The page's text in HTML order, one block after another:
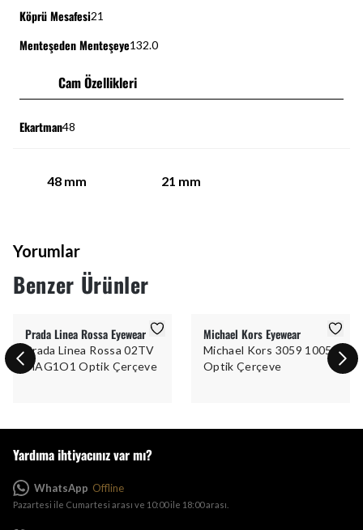
Köprü Mesafesi21
Menteşeden Menteşeye132.0
Cam Özellikleri
Ekartman48
48 mm 21 mm
Yorumlar
Benzer Ürünler
Prada Linea Rossa Eyewear
Prada Linea Rossa 02TV
MAG1O1 Optik Çerçeve
Michael Kors Eyewear
Michael Kors 3059 1005
Optik Çerçeve
Yardıma ihtiyacınız var mı?
WhatsApp Offline
Pazartesi ile Cumartesi arası ve 10:00 ile 18:00 arası.